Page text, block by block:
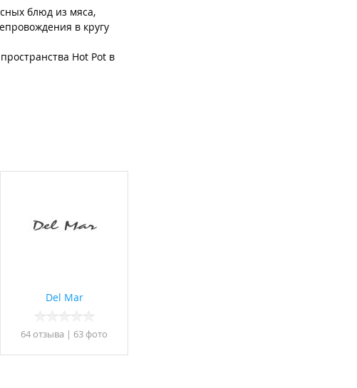
блюд из мяса,
в кругу
Hot Pot в
Del Mar
64 отзывa | 63 фото